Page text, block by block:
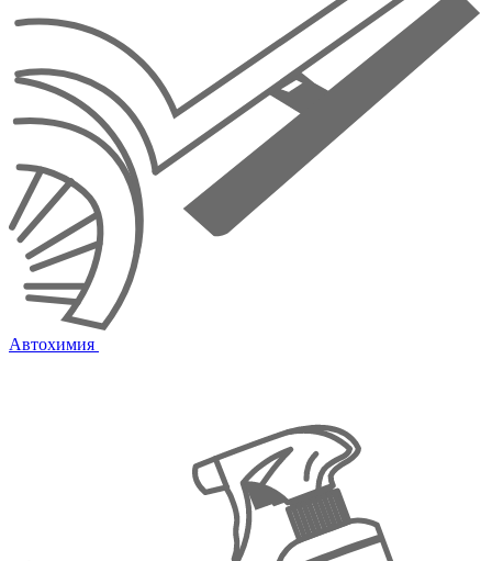
Автохимия